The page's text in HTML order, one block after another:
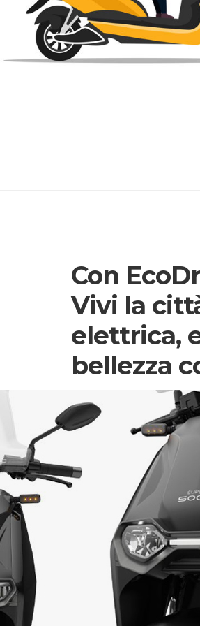
Con
Vivi la
elettrica,
bellezza